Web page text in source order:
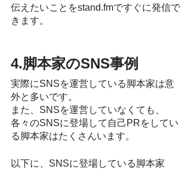
伝えたいことをstand.fmですぐに発信で
きます。
4.脚本家のSNS事例
実際にSNSを運営している脚本家は意
外と多いです。
また、SNSを運営していなくても、
各々のSNSに登場して自己PRをしてい
る脚本家はたくさんいます。
以下に、SNSに登場している脚本家